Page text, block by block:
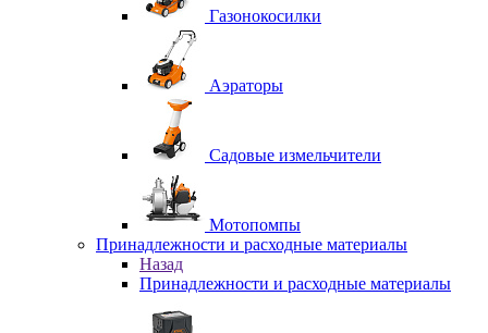
Газонокосилки
Аэраторы
Садовые измельчители
Мотопомпы
Принадлежности и расходные материалы
Назад
Принадлежности и расходные материалы